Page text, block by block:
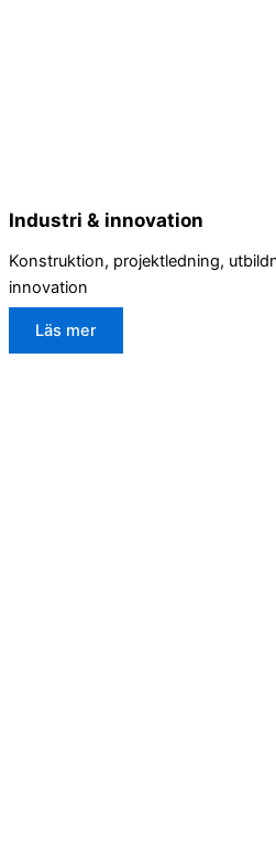
Industri & innovation
Konstruktion, projektledning,
innovation
Läs mer